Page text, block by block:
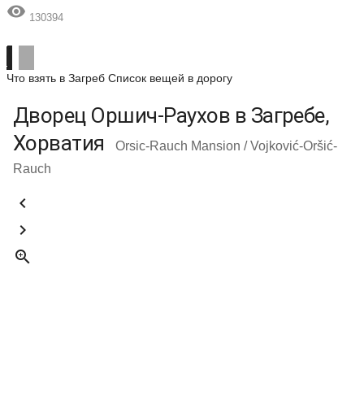
 130394
Что взять в Загреб Список вещей в дорогу
Дворец Оршич-Раухов в Загребе,
Хорватия
Orsic-Rauch Mansion / Vojković-Oršić-
Rauch


